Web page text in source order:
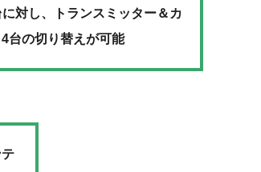
対し、トランスミッター＆カ
4台の切り替えが可能